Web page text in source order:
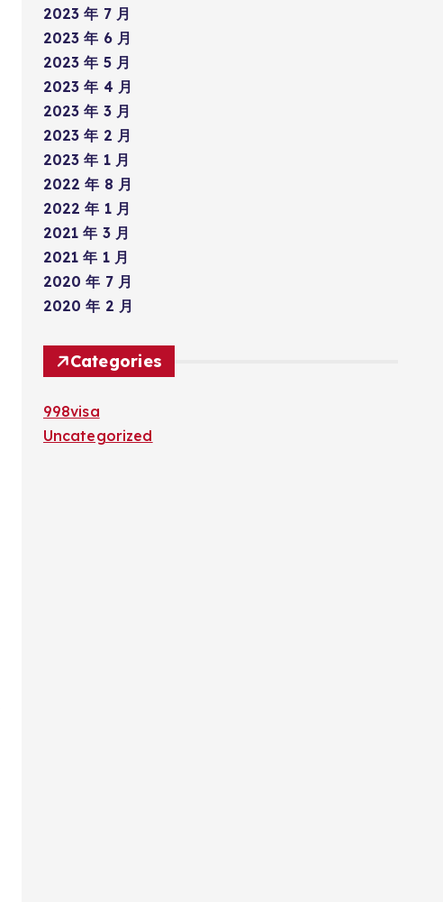
2023 年 7 月
2023 年 6 月
2023 年 5 月
2023 年 4 月
2023 年 3 月
2023 年 2 月
2023 年 1 月
2022 年 8 月
2022 年 1 月
2021 年 3 月
2021 年 1 月
2020 年 7 月
2020 年 2 月
Categories
998visa
Uncategorized